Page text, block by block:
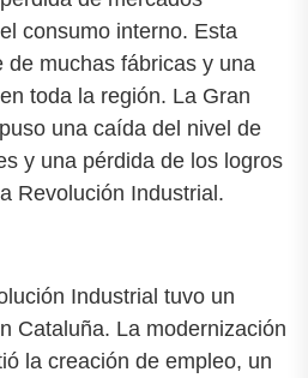
consumo interno. Esta
muchas fábricas y una
toda la región. La Gran
una caída del nivel de
y una pérdida de los logros
Revolución Industrial.
Industrial tuvo un
Cataluña. La modernización
la creación de empleo, un